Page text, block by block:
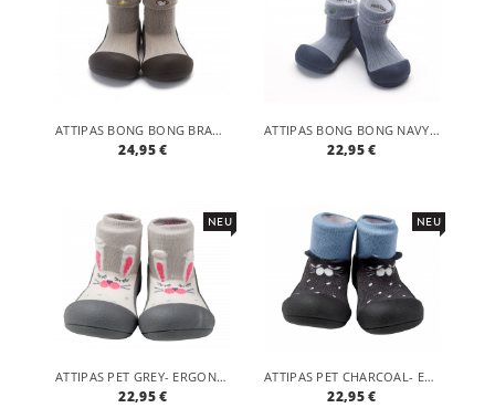
ATTIPAS BONG BONG BRAUN- ERGONOMISCHE BABY LAUFLERNSCHUHE, ATMUNGSAKTIVE KINDER HAUSSCHUHE ABS SOCKEN BABYSCHUHE ANTIRUTSCH
24,95 €
ATTIPAS BONG BONG NAVY- ERGONOMISCHE BABY LAUFLERNSCHUHE, ATMUNGSAKTIVE KINDER HAUSSCHUHE ABS SOCKEN BABYSCHUHE ANTIRUTSCH
22,95 €
NEU
ATTIPAS PET GREY- ERGONOMISCHE BABY LAUFLERNSCHUHE, ATMUNGSAKTIVE KINDER HAUSSCHUHE ABS SOCKEN BABYSCHUHE ANTIRUTSCH
22,95 €
NEU
ATTIPAS PET CHARCOAL- ERGONOMISCHE BABY LAUFLERNSCHUHE, ATMUNGSAKTIVE KINDER HAUSSCHUHE ABS SOCKEN BABYSCHUHE ANTIRUTSCH
22,95 €